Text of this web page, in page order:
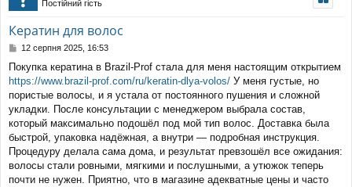
уп
Постійний гість
Кератин для волос
П
в
і
д
о
л
е
н
н
я
12 серпня 2025, 16:53
Покупка кератина в Brazil-Prof стала для меня настоящим открытием
https://www.brazil-prof.com/ru/keratin-dlya-volos/ У меня густые, но
пористые волосы, и я устала от постоянного пушения и сложной
укладки. После консультации с менеджером выбрала состав,
который максимально подошёл под мой тип волос. Доставка была
быстрой, упаковка надёжная, а внутри — подробная инструкция.
Процедуру делала сама дома, и результат превзошёл все ожидания:
волосы стали ровными, мягкими и послушными, а утюжок теперь
почти не нужен. Приятно, что в магазине адекватные цены и часто